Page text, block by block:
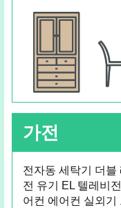
가전
전자동 세탁기 더블
전 유기 EL 텔레비
어컨 에어컨 실외기